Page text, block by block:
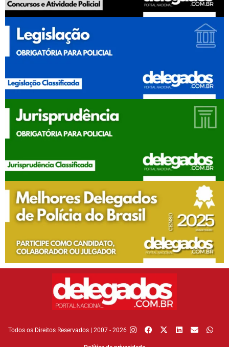
Todos os Direitos Reservados | 2007 - 2026